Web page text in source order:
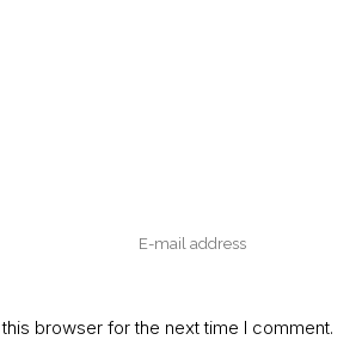
browser for the next time I comment.